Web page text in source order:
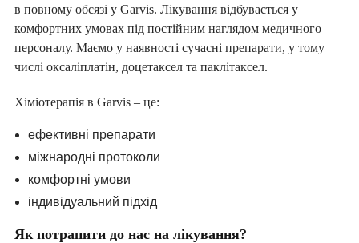
в повному обсязі у Garvis. Лікування відбувається у
комфортних умовах під постійним наглядом медичного
персоналу. Маємо у наявності сучасні препарати, у тому
числі оксаліплатін, доцетаксел та паклітаксел.
Хіміотерапія в Garvis – це:
ефективні препарати
міжнародні протоколи
комфортні умови
індивідуальний підхід
Як потрапити до нас на лікування?